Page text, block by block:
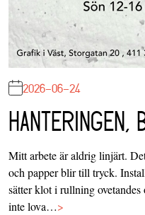
2026-06-24
HANTERINGEN,
Mitt arbete är aldrig linjärt.
och papper blir till tryck.
sätter klot i rullning
inte lova…>